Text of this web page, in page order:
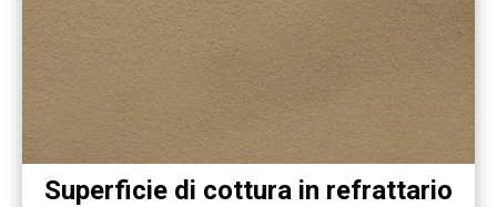
Superficie di cottura in refrattario